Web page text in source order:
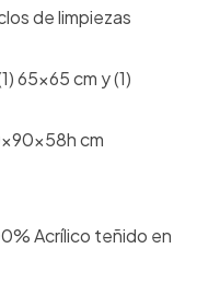
de limpiezas
65x65 cm y (1)
cm
Acrílico teñido en